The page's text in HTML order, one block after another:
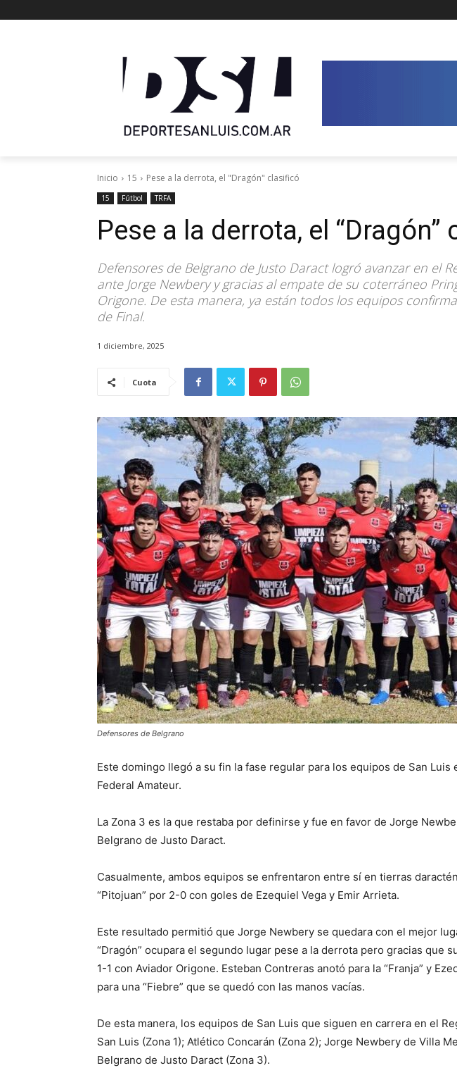
Inicio 15 Pese a la derrota, el "Dragón" clasificó
15 Fútbol TRFA
Pese a la derrota, el “Dragón”
Defensores de Belgrano de Justo Daract logró avanzar en el
ante Jorge Newbery y gracias al empate de su coterráneo
Origone. De esta manera, ya están todos los equipos
de Final.
1 diciembre, 2025
Cuota
Defensores de Belgrano
Este domingo llegó a su fin la fase regular para los equipos de San Luis
Federal Amateur.
La Zona 3 es la que restaba por definirse y fue en favor de Jorge
Belgrano de Justo Daract.
Casualmente, ambos equipos se enfrentaron entre sí en tierras
“Pitojuan” por 2-0 con goles de Ezequiel Vega y Emir Arrieta.
Este resultado permitió que Jorge Newbery se quedara con el mejor
“Dragón” ocupara el segundo lugar pese a la derrota pero gracias que
1-1 con Aviador Origone. Esteban Contreras anotó para la “Franja” y
para una “Fiebre” que se quedó con las manos vacías.
De esta manera, los equipos de San Luis que siguen en carrera en el
San Luis (Zona 1); Atlético Concarán (Zona 2); Jorge Newbery de Villa
Belgrano de Justo Daract (Zona 3).